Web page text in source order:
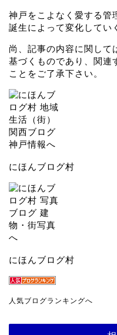
神戸をこよなく愛する管
誕生によって変化してい
尚、記事の内容に関して
基づくものであり、関連
ことをご了承下さい。
にほんブログ村
にほんブログ村
人気ブログランキングへ